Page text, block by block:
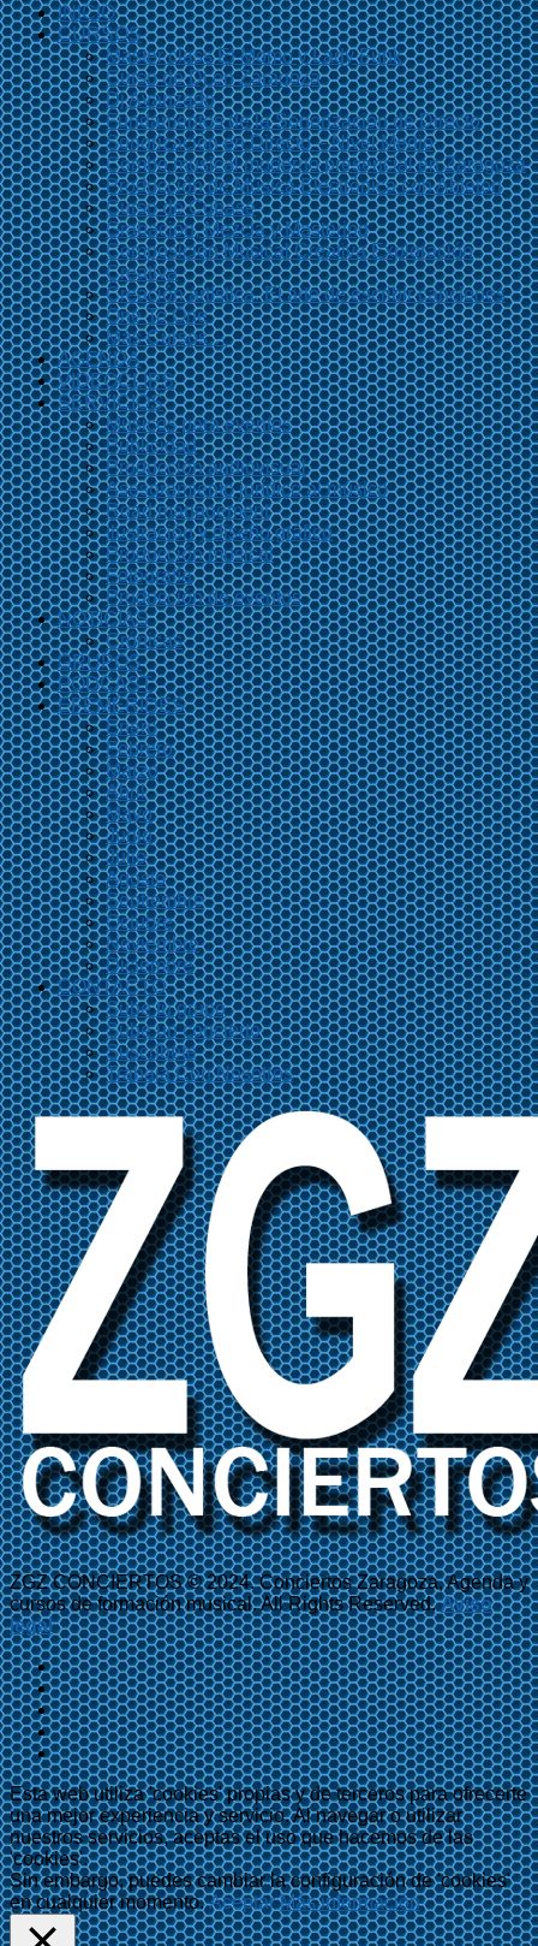
INICIO
CURSOS
Master class El Momo y Lady Funk
Curso de Dj en Zaragoza
Dj Avanzado
Fundamentos de la Sonorización de Directo
Sonorización en Directo – Nivel Medio
Combo musical moderno presencial en Zaragoza
Producción de Música Electrónica con Ableton
Curso de Cubase
Grabación, Mezcla y Mastering
Composición Musical Creativa Exploración
Creativa
Creación artística. El arte de escribir canciones
One To One
Más Cursos…
AGENDA
VIDEOCLIPS
SERVICIOS
Músicos para eventos
Publicidad
Producción audiovisual
Asesoramiento jurídico al músico
Road management
Ilustración y diseño gráfico
Producción musical
Fotografía
Producción de eventos
NOTICIAS
Crónicas
GRUPOS
PODCAST
EFEMÉRIDES
Enero
Febrero
Marzo
Abril
Mayo
Junio
Julio
Agosto
Septiembre
Octubre
Noviembre
Diciembre
CONTACTO
Sube tu grupo
Sube un concierto
Suscríbete
Trabaja Con Nosotros
ZGZ CONCIERTOS © 2024. Conciertos Zaragoza, Agenda y
cursos de formación musical. All Rights Reserved.Aviso
legal
Esta web utiliza 'cookies' propias y de terceros para ofrecerte
una mejor experiencia y servicio. Al navegar o utilizar
nuestros servicios, aceptas el uso que hacemos de las
'cookies'.
Sin embargo, puedes cambiar la configuración de 'cookies'
en cualquier momento.Aceptar Más información